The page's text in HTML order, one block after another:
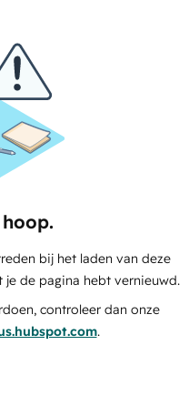
bij het laden van deze
de pagina hebt vernieuwd.
controleer dan onze
.